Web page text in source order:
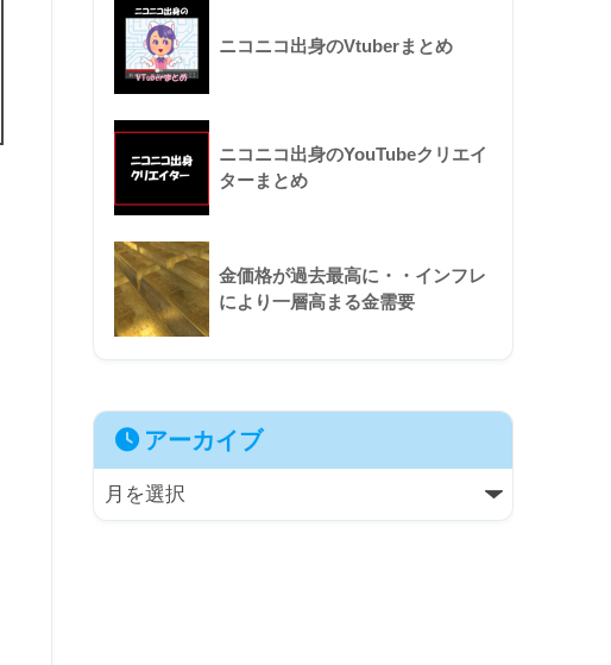
ニコニコ出身のVtuberまとめ
ニコニコ出身のYouTubeクリエイ
ターまとめ
金価格が過去最高に・・インフレ
により一層高まる金需要
アーカイブ